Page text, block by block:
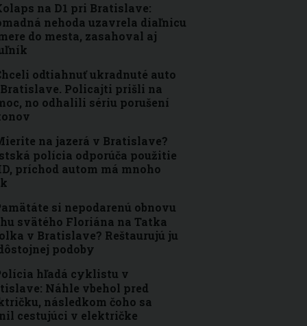
na D1 pri Bratislave:
nehoda uzavrela diaľnicu
do mesta, zasahoval aj
odtiahnuť ukradnuté auto
Policajti prišli na
no odhalili sériu porušení
na jazerá v Bratislave?
polícia odporúča použitie
príchod autom má mnoho
si nepodarenú obnovu
svätého Floriána na Tatka
v Bratislave? Reštaurujú ju
podoby
hľadá cyklistu v
Náhle vbehol pred
následkom čoho sa
cestujúci v električke